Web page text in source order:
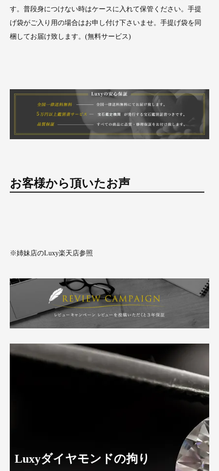
す。普段身につけない時はケースに入れて保管ください。手提
げ袋がご入り用の場合はお申し付け下さいませ。手提げ袋を同
梱してお届け致します。(無料サービス)
お客様から頂いたお声
※姉妹店のLuxy楽天店参照
Luxyダイヤモンドの拘り